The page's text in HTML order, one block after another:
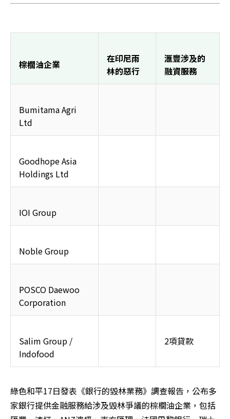
棕櫚油企業
在印尼雨
林的惡行
滙豐涉及的
融資服務
Bumitama Agri
Ltd
Goodhope Asia
Holdings Ltd
IOI Group
Noble Group
POSCO Daewoo
Corporation
Salim Group /
Indofood
2項貸款
綠色和平17日發表《銀行的毀林業務》調查報告，公布多
家銀行提供金融服務給涉及毀林爭議的棕櫚油企業，包括